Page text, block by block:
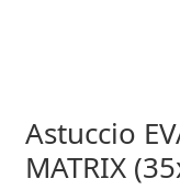
Astuccio
MATRIX